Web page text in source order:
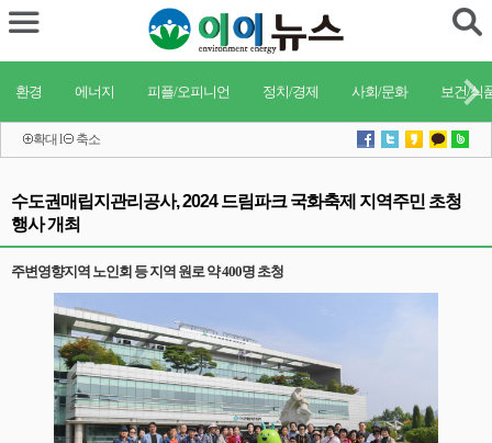
환경 에너지 피플/오피니언 정치/경제 사회/문화 보건/식
확대 l 축소
수도권매립지관리공사, 2024 드림파크 국화축제 지역주민 초청
행사 개최
주변영향지역 노인회 등 지역 원로 약 400명 초청